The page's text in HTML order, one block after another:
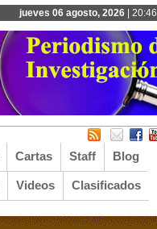
jueves 06 agosto, 2026| 20:46
Cartas Staff Blog
Videos Clasificados